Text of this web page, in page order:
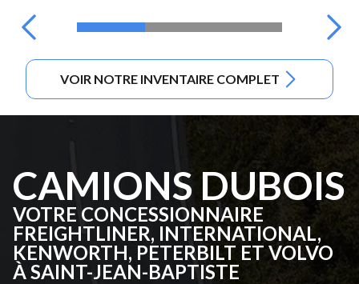
VOIR NOTRE INVENTAIRE COMPLET
CAMIONS DUBOIS
VOTRE CONCESSIONNAIRE
FREIGHTLINER, INTERNATIONAL,
KENWORTH, PETERBILT ET VOLVO
À SAINT-JEAN-BAPTISTE